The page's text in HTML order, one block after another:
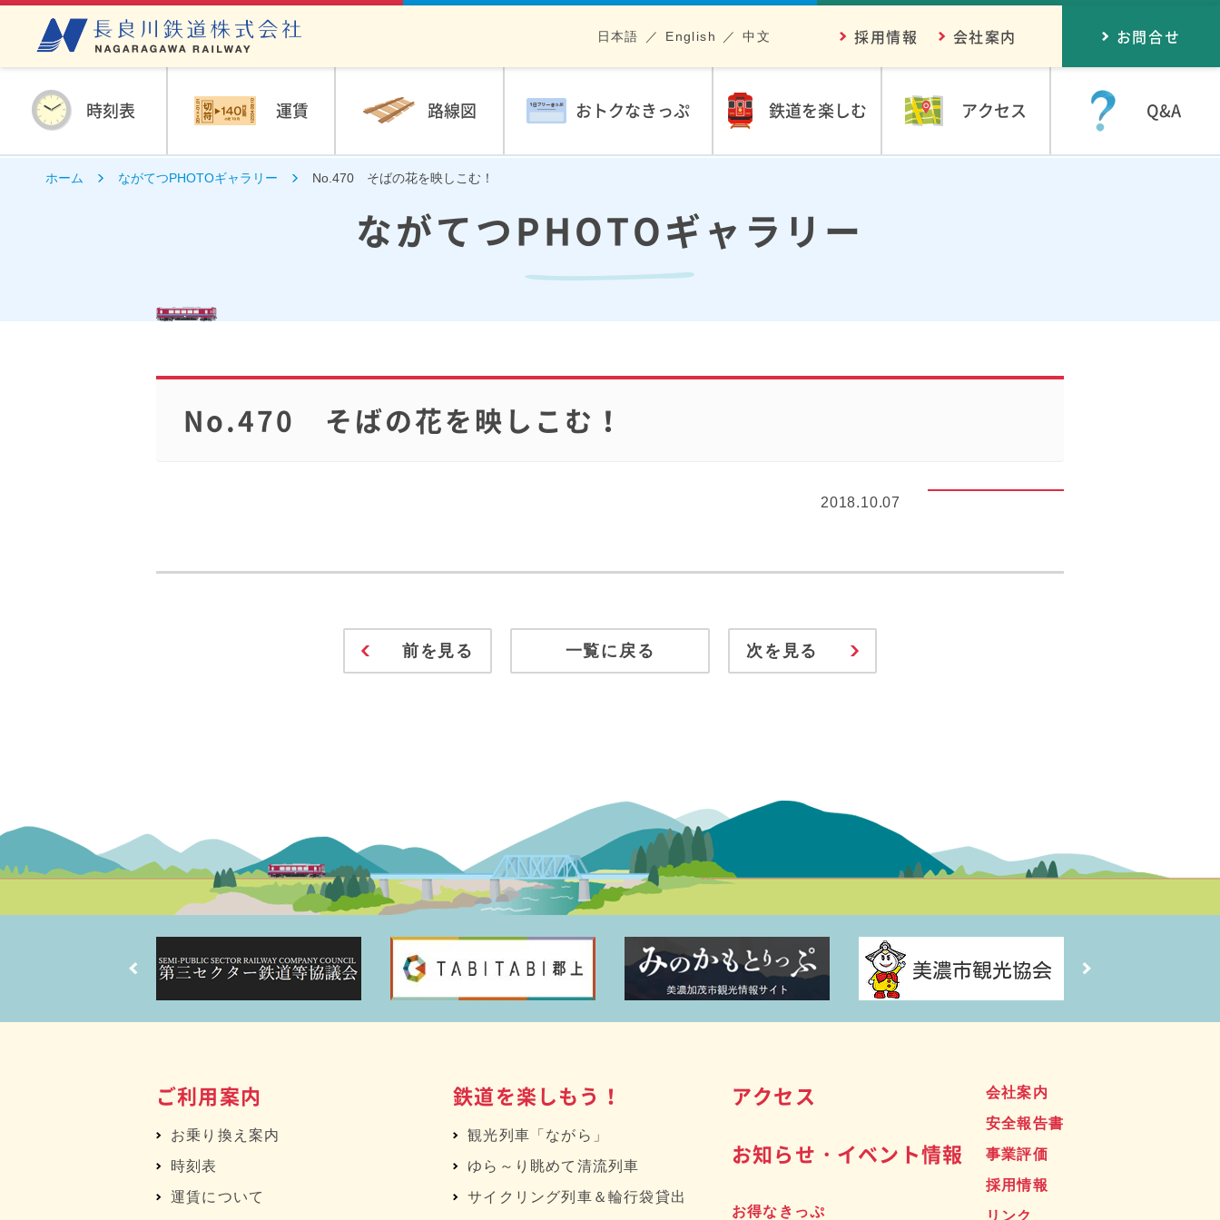
時刻表 運賃 路線図 おトクなきっぷ 鉄道を楽しむ アクセス Q&A
採用情報 会社案内
日本語 English 中文 お問合せ
ホーム ながてつPHOTOギャラリー No.470 そばの花を映しこむ！
ながてつPHOTOギャラリー
No.470 そばの花を映しこむ！
2018.10.07
前を見る 一覧に戻る 次を見る
ご利用案内
お乗り換え案内
時刻表
運賃について
鉄道を楽しもう！
観光列車「ながら」
ゆら～り眺めて清流列車
サイクリング列車＆輪行袋貸出
アクセス
お知らせ・イベント情報
お得なきっぷ
会社案内
安全報告書
事業評価
採用情報
リンク